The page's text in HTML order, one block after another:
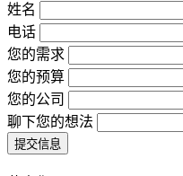
姓名
电话
您的需求
您的预算
您的公司
聊下您的想法